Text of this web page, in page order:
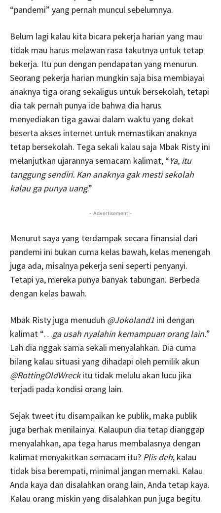
“pandemi” yang pernah muncul sebelumnya.
Belum lagi kalau kita bicara pekerja harian yang mau
tidak mau harus melawan rasa takutnya untuk tetap
bekerja. Itu pun dengan pendapatan yang menurun.
Seorang pekerja harian mungkin saja bisa membiayai
anaknya tiga orang sekaligus untuk bersekolah, tetapi
dia tak pernah punya ide bahwa dia harus
menyediakan tiga gawai dalam waktu yang dekat
beserta akses internet untuk memastikan anaknya
tetap bersekolah. Tega sekali kalau saja Mbak Risty ini
melanjutkan ujarannya semacam kalimat, “Ya, itu
tanggung sendiri. Kan anaknya gak mesti sekolah
kalau ga punya uang.”
- Advertisement -
Menurut saya yang terdampak secara finansial dari
pandemi ini bukan cuma kelas bawah, kelas menengah
juga ada, misalnya pekerja seni seperti penyanyi.
Tetapi ya, mereka punya banyak tabungan. Berbeda
dengan kelas bawah.
Mbak Risty juga menuduh @Jokoland1 ini dengan
kalimat “…ga usah nyalahin kemampuan orang lain.”
Lah dia nggak sama sekali menyalahkan. Dia cuma
bilang kalau situasi yang dihadapi oleh pemilik akun
@RottingOldWreckitu tidak melulu akan lucu jika
terjadi pada kondisi orang lain.
Sejak tweet itu disampaikan ke publik, maka publik
juga berhak menilainya. Kalaupun dia tetap dianggap
menyalahkan, apa tega harus membalasnya dengan
kalimat menyakitkan semacam itu? Plis deh, kalau
tidak bisa berempati, minimal jangan memaki. Kalau
Anda kaya dan disalahkan orang lain, Anda tetap kaya.
Kalau orang miskin yang disalahkan pun juga begitu.